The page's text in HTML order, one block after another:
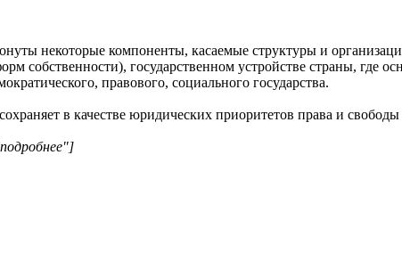
некоторые компоненты, касаемые структуры и
собственности), государственном устройстве страны, где
правового, социального государства.
в качестве юридических приоритетов права и